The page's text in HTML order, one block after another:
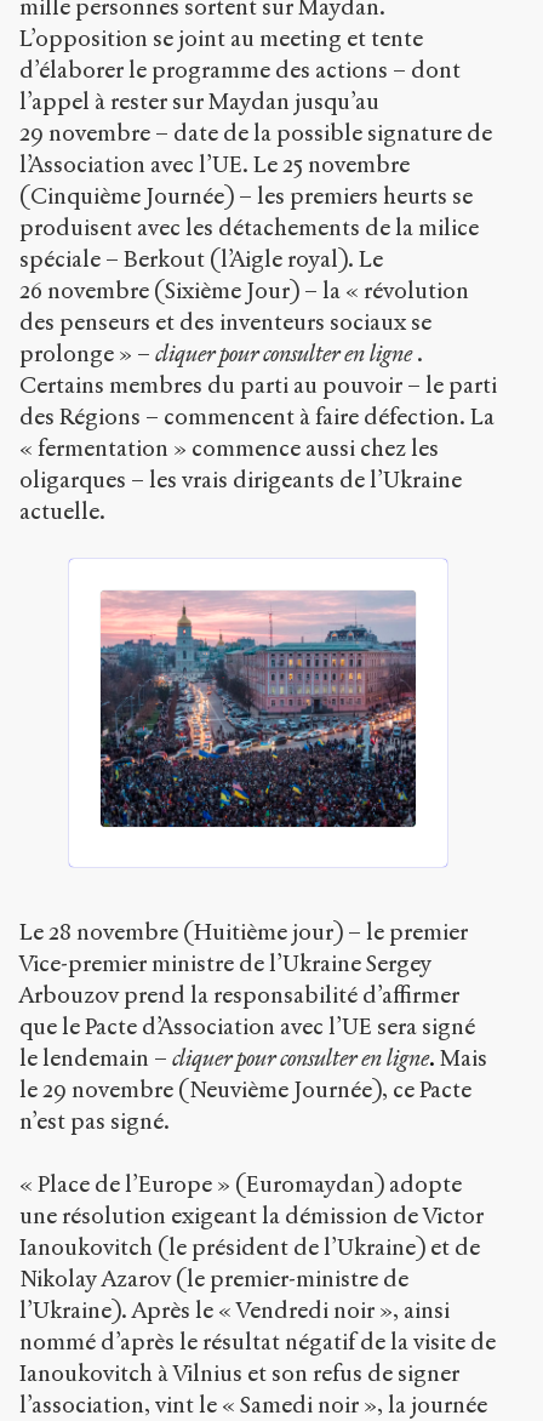
mille personnes sortent sur Maydan.
L’opposition se joint au meeting et tente
d’élaborer le programme des actions – dont
l’appel à rester sur Maydan jusqu’au
29 novembre – date de la possible signature de
l’Association avec l’UE. Le 25 novembre
(Cinquième Journée) – les premiers heurts se
produisent avec les détachements de la milice
spéciale – Berkout (l’Aigle royal). Le
26 novembre (Sixième Jour) – la « révolution
des penseurs et des inventeurs sociaux se
prolonge » – cliquer pour consulter en ligne .
Certains membres du parti au pouvoir – le parti
des Régions – commencent à faire défection. La
« fermentation » commence aussi chez les
oligarques – les vrais dirigeants de l’Ukraine
actuelle.
Le 28 novembre (Huitième jour) – le premier
Vice-premier ministre de l’Ukraine Sergey
Arbouzov prend la responsabilité d’affirmer
que le Pacte d’Association avec l’UE sera signé
le lendemain – cliquer pour consulter en ligne. Mais
le 29 novembre (Neuvième Journée), ce Pacte
n’est pas signé.
« Place de l’Europe » (Euromaydan) adopte
une résolution exigeant la démission de Victor
Ianoukovitch (le président de l’Ukraine) et de
Nikolay Azarov (le premier-ministre de
l’Ukraine). Après le « Vendredi noir », ainsi
nommé d’après le résultat négatif de la visite de
Ianoukovitch à Vilnius et son refus de signer
l’association, vint le « Samedi noir », la journée